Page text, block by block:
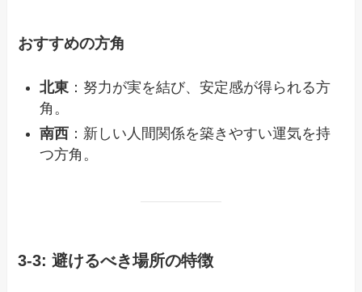
おすすめの方角
北東 ：努力が実を結び、安定感が得られる方
角。
南西 ：新しい人間関係を築きやすい運気を持
つ方角。
3-3: 避けるべき場所の特徴